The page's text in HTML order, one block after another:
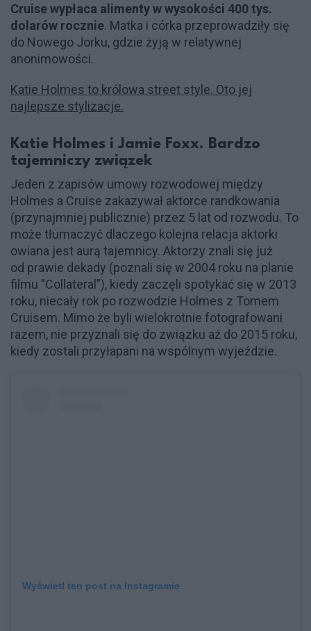
Cruise wypłaca alimenty w wysokości 400 tys.
dolarów rocznie. Matka i córka przeprowadziły się
do Nowego Jorku, gdzie żyją w relatywnej
anonimowości.
Katie Holmes to królowa street style. Oto jej
najlepsze stylizacje.
Katie Holmes i Jamie Foxx. Bardzo
tajemniczy związek
Jeden z zapisów umowy rozwodowej między
Holmes a Cruise zakazywał aktorce randkowania
(przynajmniej publicznie) przez 5 lat od rozwodu. To
może tłumaczyć dlaczego kolejna relacja aktorki
owiana jest aurą tajemnicy. Aktorzy znali się już
od prawie dekady (poznali się w 2004 roku na planie
filmu "Collateral"), kiedy zaczęli spotykać się w 2013
roku, niecały rok po rozwodzie Holmes z Tomem
Cruisem. Mimo że byli wielokrotnie fotografowani
razem, nie przyznali się do związku aż do 2015 roku,
kiedy zostali przyłapani na wspólnym wyjeździe.
Wyświetl ten post na Instagramie